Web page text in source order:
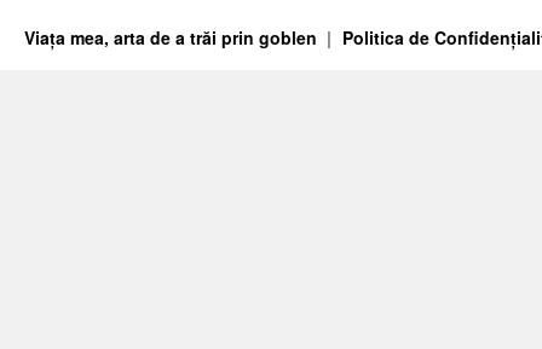
Viața mea, arta de a trăi prin goblen Politica de